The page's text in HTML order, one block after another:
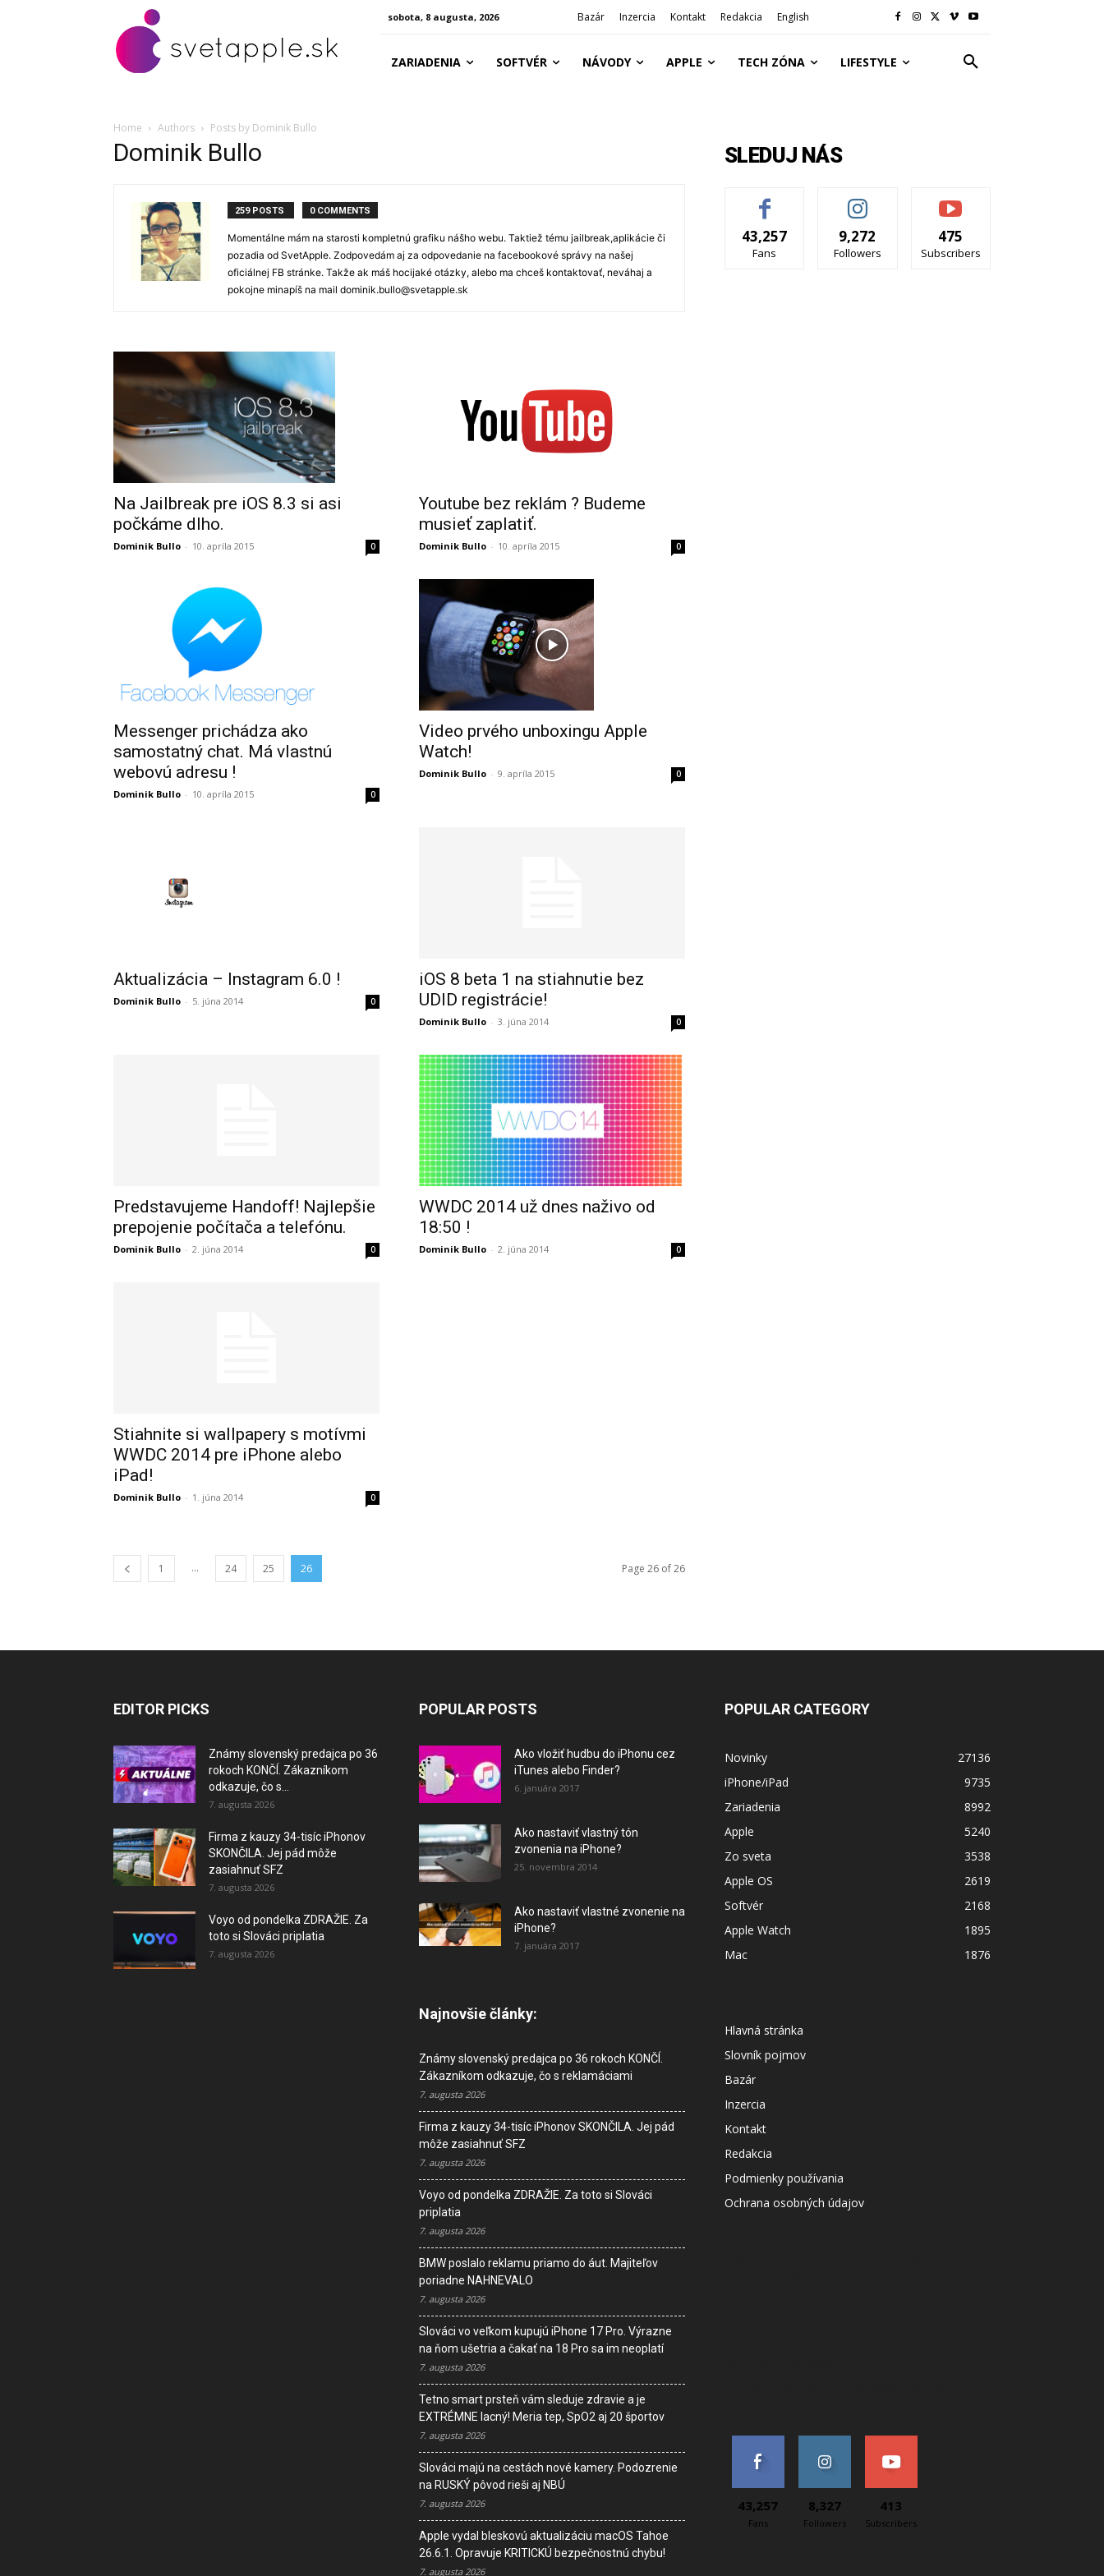
sobota, 8 augusta, 2026 Bazár Inzercia Kontakt Redakcia English
ZARIADENIA SOFTVÉR NÁVODY APPLE TECH ZÓNA LIFESTYLE
Home Authors Posts by Dominik Bullo
Dominik Bullo
259 POSTS 0 COMMENTS
Momentálne mám na starosti kompletnú grafiku nášho webu. Taktiež tému jailbreak,aplikácie či
pozadia od SvetApple. Zodpovedám aj za odpovedanie na facebookové správy na našej
oficiálnej FB stránke. Takže ak máš hocijaké otázky, alebo ma chceš kontaktovať, neváhaj a
pokojne minapíš na mail dominik.bullo@svetapple.sk
Na Jailbreak pre iOS 8.3 si asi
počkáme dlho.
Dominik Bullo - 10. apríla 2015 0
Youtube bez reklám ? Budeme
musieť zaplatiť.
Dominik Bullo - 10. apríla 2015 0
Messenger prichádza ako
samostatný chat. Má vlastnú
webovú adresu !
Dominik Bullo - 10. apríla 2015 0
Video prvého unboxingu Apple
Watch!
Dominik Bullo - 9. apríla 2015 0
Aktualizácia – Instagram 6.0 !
Dominik Bullo - 5. júna 2014 0
iOS 8 beta 1 na stiahnutie bez
UDID registrácie!
Dominik Bullo - 3. júna 2014 0
Predstavujeme Handoff! Najlepšie
prepojenie počítača a telefónu.
Dominik Bullo - 2. júna 2014 0
WWDC 2014 už dnes naživo od
18:50 !
Dominik Bullo - 2. júna 2014 0
Stiahnite si wallpapery s motívmi
WWDC 2014 pre iPhone alebo
iPad!
Dominik Bullo - 1. júna 2014 0
1 ... 24 25 26 Page 26 of 26
SLEDUJ NÁS
43,257
Fans
9,272
Followers
475
Subscribers
EDITOR PICKS
Známy slovenský predajca po 36
rokoch KONČÍ. Zákazníkom
odkazuje, čo s...
7. augusta 2026
Firma z kauzy 34-tisíc iPhonov
SKONČILA. Jej pád môže
zasiahnuť SFZ
7. augusta 2026
Voyo od pondelka ZDRAŽIE. Za
toto si Slováci priplatia
7. augusta 2026
POPULAR POSTS
Ako vložiť hudbu do iPhonu cez
iTunes alebo Finder?
6. januára 2017
Ako nastaviť vlastný tón
zvonenia na iPhone?
25. novembra 2014
Ako nastaviť vlastné zvonenie na
iPhone?
7. januára 2017
Najnovšie články:
Známy slovenský predajca po 36 rokoch KONČÍ.
Zákazníkom odkazuje, čo s reklamáciami
7. augusta 2026
Firma z kauzy 34-tisíc iPhonov SKONČILA. Jej pád
môže zasiahnuť SFZ
7. augusta 2026
Voyo od pondelka ZDRAŽIE. Za toto si Slováci
priplatia
7. augusta 2026
BMW poslalo reklamu priamo do áut. Majiteľov
poriadne NAHNEVALO
7. augusta 2026
Slováci vo veľkom kupujú iPhone 17 Pro. Výrazne
na ňom ušetria a čakať na 18 Pro sa im neoplatí
7. augusta 2026
Tetno smart prsteň vám sleduje zdravie a je
EXTRÉMNE lacný! Meria tep, SpO2 aj 20 športov
7. augusta 2026
Slováci majú na cestách nové kamery. Podozrenie
na RUSKÝ pôvod rieši aj NBÚ
7. augusta 2026
Apple vydal bleskovú aktualizáciu macOS Tahoe
26.6.1. Opravuje KRITICKÚ bezpečnostnú chybu!
7. augusta 2026
POPULAR CATEGORY
Novinky
27136
iPhone/iPad
9735
Zariadenia
8992
Apple
5240
Zo sveta
3538
Apple OS
2619
Softvér
2168
Apple Watch
1895
Mac
1876
Hlavná stránka
Slovník pojmov
Bazár
Inzercia
Kontakt
Redakcia
Podmienky používania
Ochrana osobných údajov
43,257
Fans
8,327
Followers
413
Subscribers